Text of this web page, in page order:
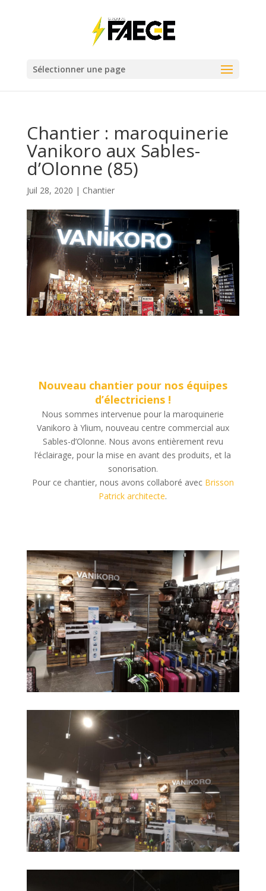
Sélectionner une page
Chantier : maroquinerie
Vanikoro aux Sables-
d’Olonne (85)
Juil 28, 2020 | Chantier
Nouveau chantier pour nos équipes
d’électriciens !
Nous sommes intervenue pour la maroquinerie
Vanikoro à Ylium, nouveau centre commercial aux
Sables-d’Olonne. Nous avons entièrement revu
l’éclairage, pour la mise en avant des produits, et la
sonorisation.
Pour ce chantier, nous avons collaboré avec Brisson
Patrick architecte.